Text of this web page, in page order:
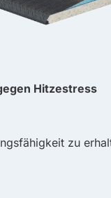
Hitzestress
zu